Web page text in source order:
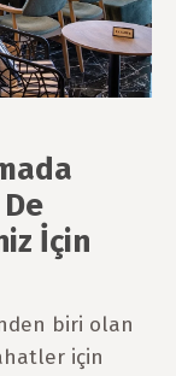
İçin
biri olan
için